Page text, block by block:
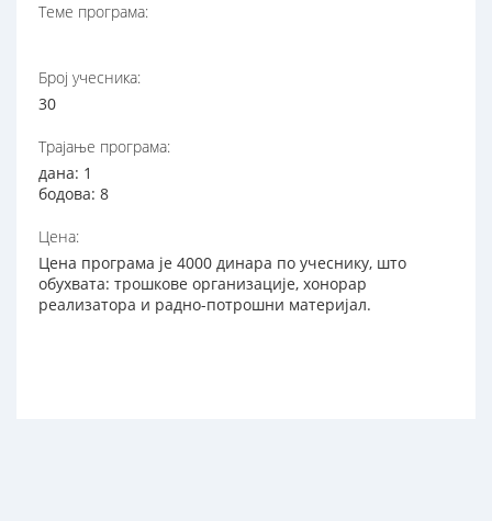
Теме програма:
Број учесника:
30
Трајање програма:
дана: 1
бодова: 8
Цена:
Цена програма је 4000 динара по учеснику, што
обухвата: трошкове организације, хонорар
реализатора и радно-потрошни материјал.